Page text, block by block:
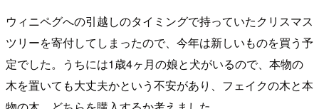
ウィニペグへの引越しのタイミングで持っていたクリスマス
ツリーを寄付してしまったので、今年は新しいものを買う予
定でした。うちには1歳4ヶ月の娘と犬がいるので、本物の
木を置いても大丈夫かという不安があり、フェイクの木と本